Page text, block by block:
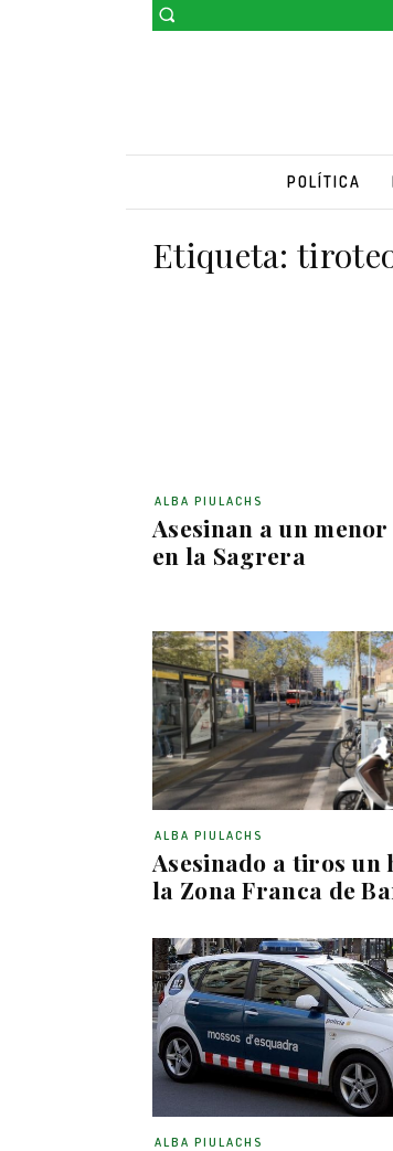
POLÍTICA
Etiqueta:
Asesinan a un menor
en la Sagrera
ALBA PIULACHS
Asesinado a tiros un
la Zona Franca de
ALBA PIULACHS
ALBA PIULACHS